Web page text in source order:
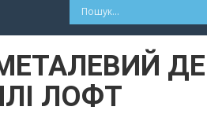
ЛОФТ